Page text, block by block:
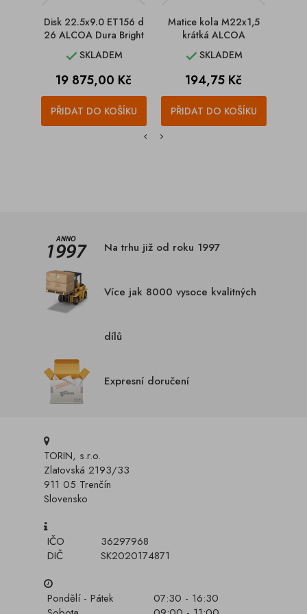
Disk 22.5x9.0 ET156 d
26 ALCOA Dura Bright
SKLADEM
Cena
19 875,00 Kč
PŘIDAT DO KOŠÍKU
Matice kola M22x1,5
krátká ALCOA
SKLADEM
Cena
194,75 Kč
PŘIDAT DO KOŠÍKU
Na trhu již od roku 1997
Více jak 8000 vysoce kvalitných
dílů
Expresní doručení
TORIN, s.r.o.
Zlatovská 2193/33
911 05 Trenčín
Slovensko
IČO
36297968
DIČ
SK2020174871
Pondělí - Pátek
07:30 - 16:30